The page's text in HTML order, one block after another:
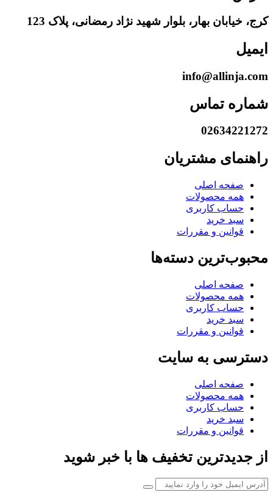
کرج، خیابان بهار، بلوار شهید نژاد رمضانی، پلاک 123
ایمیل
info@allinja.com
شماره تماس
02634221272
راهنمای مشتریان
صفحه اصلی
همه محصولات
حساب کاربری
سبد خرید
قوانین و مقررات
محبوب‌ترین دسته‌ها
صفحه اصلی
همه محصولات
حساب کاربری
سبد خرید
قوانین و مقررات
دسترسی به سایت
صفحه اصلی
همه محصولات
حساب کاربری
سبد خرید
قوانین و مقررات
از جدیدترین تخفیف ها با خبر شوید